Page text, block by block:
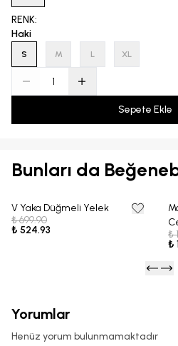
RENK:
Haki
S M L XL
Sepete Ekle
Bunları da
25% OFF
V Yaka Düğmeli Yelek
₺ 699.90
₺ 524.93
₺
₺
Yorumlar
Henüz yorum bulunmamaktadır